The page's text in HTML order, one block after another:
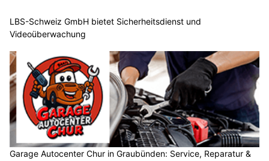
LBS-Schweiz GmbH bietet Sicherheitsdienst und
Videoüberwachung
Garage Autocenter Chur in Graubünden: Service, Reparatur &